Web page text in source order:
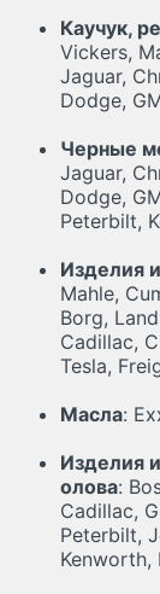
Каучук,
Vickers,
Jaguar,
Dodge,
Черные
Jaguar,
Dodge,
Peterbilt,
Изделия
Mahle,
Borg,
Cadillac,
Tesla,
Масла:
Изделия
олова:
Cadillac,
Peterbilt,
Kenworth,